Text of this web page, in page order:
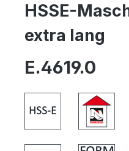
HSSE-
extra lang
E.4619.0